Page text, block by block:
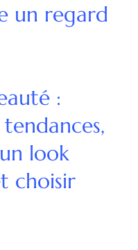
un regard
:
look
choisir